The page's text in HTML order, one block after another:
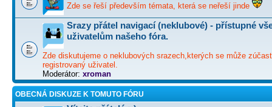
Zde se řeší především témata, která se neřeší jinde
Srazy přátel navigací (neklubové) - přístupné
uživatelům našeho fóra.
Zde diskutujeme o neklubových srazech,kterých se může
registrovaný uživatel.
Moderátor: xroman
OBECNÁ DISKUZE K TOMUTO FÓRU